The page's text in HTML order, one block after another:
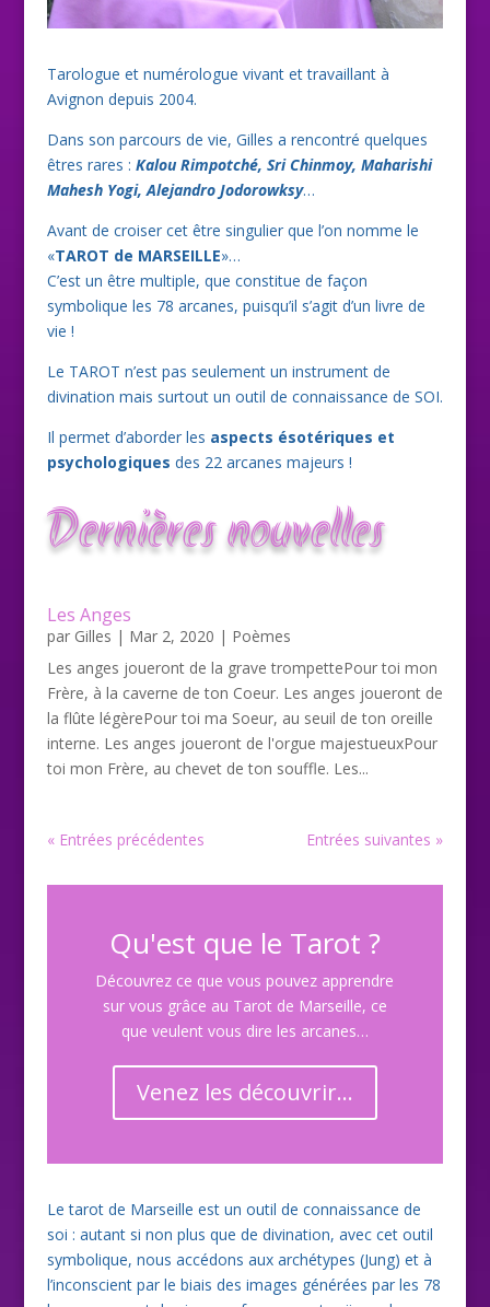
Tarologue et numérologue vivant et travaillant à
Avignon depuis 2004.
Dans son parcours de vie, Gilles a rencontré quelques
êtres rares : Kalou Rimpotché, Sri Chinmoy, Maharishi
Mahesh Yogi, Alejandro Jodorowksy…
Avant de croiser cet être singulier que l’on nomme le
«TAROT de MARSEILLE»…
C’est un être multiple, que constitue de façon
symbolique les 78 arcanes, puisqu’il s’agit d’un livre de
vie !
Le TAROT n’est pas seulement un instrument de
divination mais surtout un outil de connaissance de SOI.
Il permet d’aborder les aspects ésotériques et
psychologiques des 22 arcanes majeurs !
Dernières nouvelles
Les Anges
par Gilles | Mar 2, 2020 | Poèmes
Les anges joueront de la grave trompettePour toi mon
Frère, à la caverne de ton Coeur. Les anges joueront de
la flûte légèrePour toi ma Soeur, au seuil de ton oreille
interne. Les anges joueront de l'orgue majestueuxPour
toi mon Frère, au chevet de ton souffle. Les...
« Entrées précédentes Entrées suivantes »
Qu'est que le Tarot ?
Découvrez ce que vous pouvez apprendre
sur vous grâce au Tarot de Marseille, ce
que veulent vous dire les arcanes…
Venez les découvrir...
Le tarot de Marseille est un outil de connaissance de
soi : autant si non plus que de divination, avec cet outil
symbolique, nous accédons aux archétypes (Jung) et à
l’inconscient par le biais des images générées par les 78